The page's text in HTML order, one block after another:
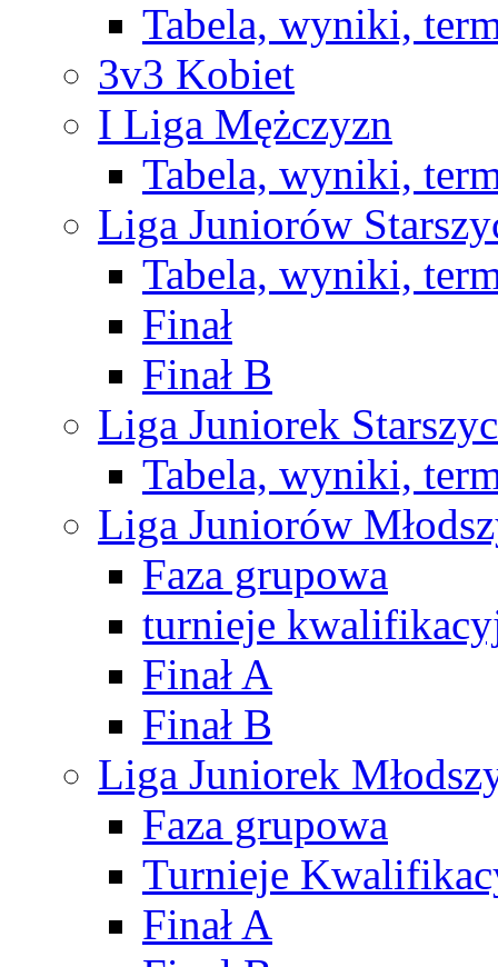
Tabela, wyniki,
3v3 Kobiet
I Liga Mężczyzn
Tabela, wyniki,
Liga Juniorów
Tabela, wyniki,
Finał
Finał B
Liga Juniorek
Tabela, wyniki,
Liga Juniorów
Faza grupowa
turnieje
Finał A
Finał B
Liga Juniorek
Faza grupowa
Turnieje
Finał A